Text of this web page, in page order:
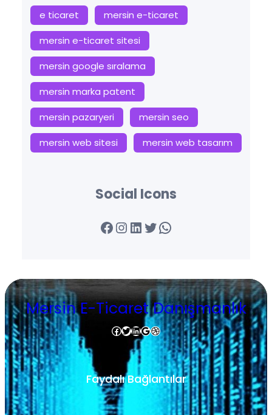
e ticaret
mersin e-ticaret
mersin e-ticaret sitesi
mersin google sıralama
mersin marka patent
mersin pazaryeri
mersin seo
mersin web sitesi
mersin web tasarım
Social Icons
Facebook InstagramLinkedIn Twitter WhatsApp
Mersin E-Ticaret Danışmanlık
Facebook Twitter LinkedIn Google Dribbble
Faydalı Bağlantılar